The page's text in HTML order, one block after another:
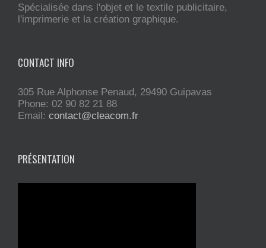
Spécialisée dans l'objet et le textile publicitaire,
l'imprimerie et la création graphique.
CONTACT INFO
305 Rue Alphonse Penaud, 29490 Guipavas
Phone: 02 90 82 21 88
Email: contact@cleacom.fr
PRÉSENTATION